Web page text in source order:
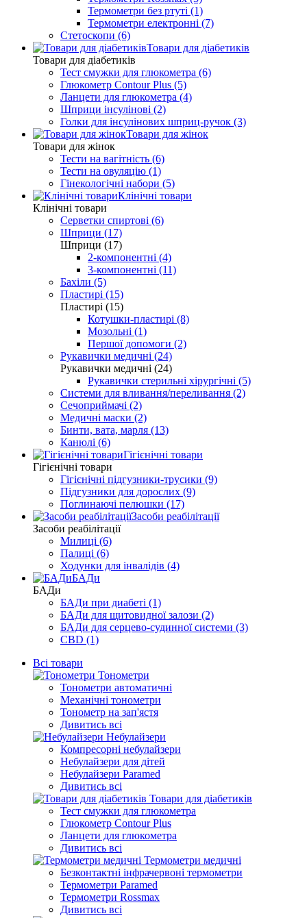
Термометри без ртуті (1)
Термометри електронні (7)
Стетоскопи (6)
Товари для діабетиків
Товари для діабетиків
Тест смужки для глюкометра (6)
Глюкометр Contour Plus (5)
Ланцети для глюкометра (4)
Шприци інсулінові (2)
Голки для інсулінових шприц-ручок (3)
Товари для жінок
Товари для жінок
Тести на вагітність (6)
Тести на овуляцію (1)
Гінекологічні набори (5)
Клінічні товари
Клінічні товари
Серветки спиртові (6)
Шприци (17)
Шприци (17)
2-компонентні (4)
3-компонентні (11)
Бахіли (5)
Пластирі (15)
Пластирі (15)
Котушки-пластирі (8)
Мозольні (1)
Першої допомоги (2)
Рукавички медичні (24)
Рукавички медичні (24)
Рукавички стерильні хірургічні (5)
Системи для вливання/переливання (2)
Сечоприймачі (2)
Медичні маски (2)
Бинти, вата, марля (13)
Канюлі (6)
Гігієнічні товари
Гігієнічні товари
Гігієнічні підгузники-трусики (9)
Підгузники для дорослих (9)
Поглинаючі пелюшки (17)
Засоби реабілітації
Засоби реабілітації
Милиці (6)
Палиці (6)
Ходунки для інвалідів (4)
БАДи
БАДи
БАДи при диабеті (1)
БАДи для щитовидної залози (2)
БАДи для серцево-судинної системи (3)
CBD (1)
Всі товари
Тонометри
Тонометри автоматичні
Механічні тонометри
Тонометр на зап'ястя
Дивитись всі
Небулайзери
Компресорні небулайзери
Небулайзери для дітей
Небулайзери Paramed
Дивитись всі
Товари для діабетиків
Тест смужки для глюкометра
Глюкометр Contour Plus
Ланцети для глюкометра
Дивитись всі
Термометри медичні
Безконтактні інфрачервоні термометри
Термометри Paramed
Термометри Rossmax
Дивитись всі